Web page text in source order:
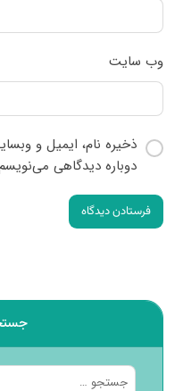
وب‌ سایت
ذخیره نام، ایمیل و
دوباره دیدگاهی
فرستادن دیدگاه